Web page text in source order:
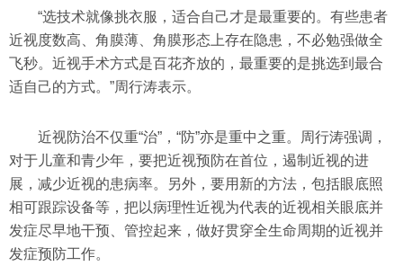
“选技术就像挑衣服，适合自己才是最重要的。有些患者
近视度数高、角膜薄、角膜形态上存在隐患，不必勉强做全
飞秒。近视手术方式是百花齐放的，最重要的是挑选到最合
适自己的方式。”周行涛表示。
近视防治不仅重“治”，“防”亦是重中之重。周行涛强调，
对于儿童和青少年，要把近视预防在首位，遏制近视的进
展，减少近视的患病率。另外，要用新的方法，包括眼底照
相可跟踪设备等，把以病理性近视为代表的近视相关眼底并
发症尽早地干预、管控起来，做好贯穿全生命周期的近视并
发症预防工作。